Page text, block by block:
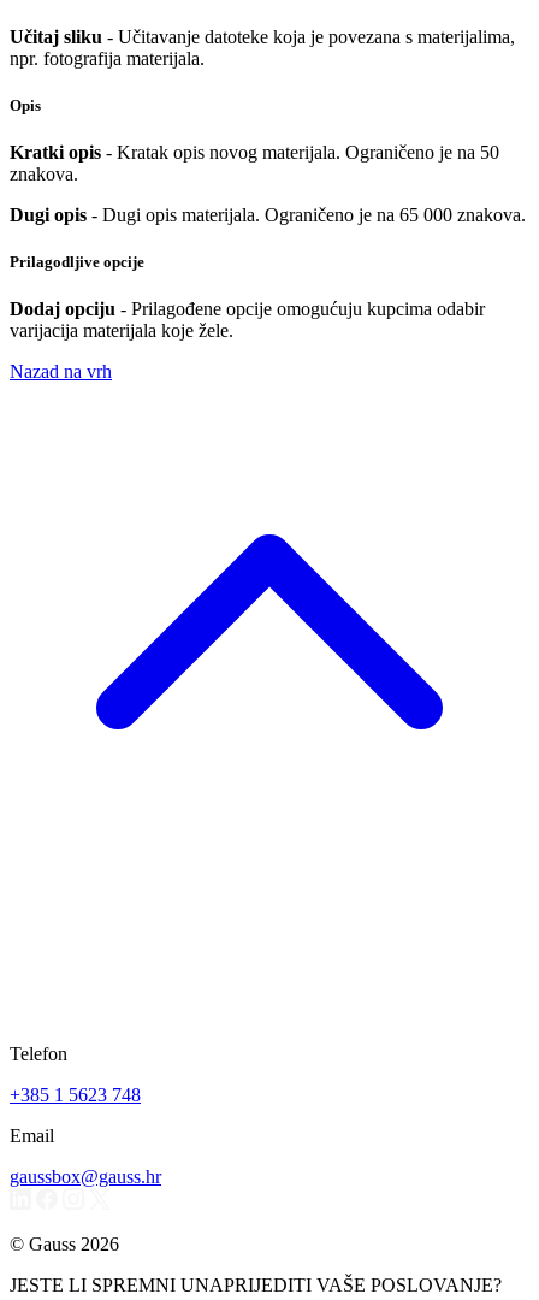
Učitaj sliku - Učitavanje datoteke koja je povezana s materijalima,
npr. fotografija materijala.
Opis
Kratki opis - Kratak opis novog materijala. Ograničeno je na 50
znakova.
Dugi opis - Dugi opis materijala. Ograničeno je na 65 000 znakova.
Prilagodljive opcije
Dodaj opciju - Prilagođene opcije omogućuju kupcima odabir
varijacija materijala koje žele.
Nazad na vrh
Telefon
+385 1 5623 748
Email
gaussbox@gauss.hr
© Gauss 2026
JESTE LI SPREMNI UNAPRIJEDITI VAŠE POSLOVANJE?